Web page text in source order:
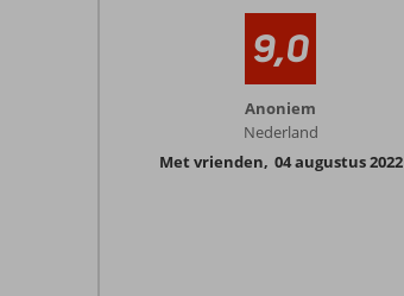
9,0
Anoniem
Nederland
Met vrienden, 04 augustus 2022